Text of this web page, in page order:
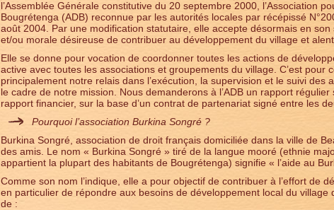
l’Assemblée Générale constitutive du 20 septembre 2000, l’Association
Bougrétenga (ADB) reconnue par les autorités locales par récépissé
août 2004. Par une modification statutaire, elle accepte désormais en
et/ou morale désireuse de contribuer au développement du village et
Elle se donne pour vocation de coordonner toutes les actions de
active avec toutes les associations et groupements du village. C’est pour
principalement notre relais dans l’exécution, la supervision et le suivi des
le cadre de notre mission. Nous demanderons à l’ADB un rapport régulier
rapport financier, sur la base d’un contrat de partenariat signé entre les
Pourquoi l’association Burkina Songré ?
Burkina Songré, association de droit français domiciliée dans la ville de
des amis. Le nom « Burkina Songré » tiré de la langue mooré (ethnie
appartient la plupart des habitants de Bougrétenga) signifie « l’aide au
Comme son nom l’indique, elle a pour objectif de contribuer à l’effort de
en particulier de répondre aux besoins de développement local du village
de :